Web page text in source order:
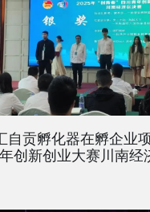
自贡孵化器在孵企业
创新创业大赛川南经